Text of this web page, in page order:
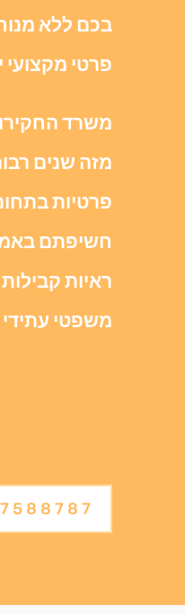
בכם ללא
פרטי מקצועי
משרד
מזה שנים
פרטיות
חשיפתם
ראיות
משפטי